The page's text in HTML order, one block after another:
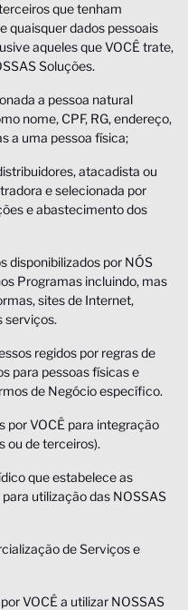
que tenham
quaisquer dados pessoais
aqueles que VOCÊ trate,
Soluções.
a pessoa natural
nome, CPF, RG, endereço,
a uma pessoa física;
atacadista ou
e selecionada por
e abastecimento dos
disponibilizados por NÓS
Programas incluindo, mas
sites de Internet,
serviços.
regidos por regras de
para pessoas físicas e
de Negócio específico.
por VOCÊ para integração
ou de terceiros).
que estabelece as
utilização das NOSSAS
de Serviços e
VOCÊ a utilizar NOSSAS